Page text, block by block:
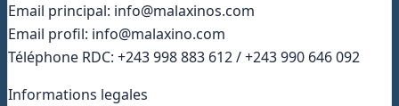
Email principal: info@malaxinos.com
Email profil: info@malaxino.com
Téléphone RDC: +243 998 883 612 / +243 990 646 092
Informations legales